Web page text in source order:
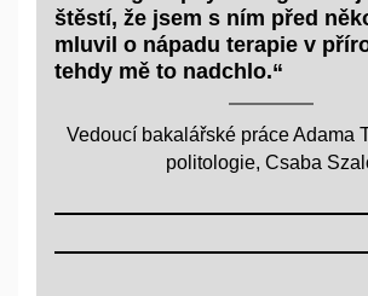
štěstí, že jsem s ním před
mluvil o nápadu terapie v
tehdy mě to nadchlo.“
Vedoucí bakalářské práce Adama
politologie, Csaba